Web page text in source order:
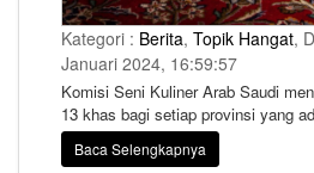
Kategori : Berita, Topik Hangat,
Januari 2024, 16:59:57
Komisi Seni Kuliner Arab Saudi
13 khas bagi setiap provinsi yang
Penetapan ini sebagai bagian dari
Nasional dan Regional.
Baca Selengkapnya